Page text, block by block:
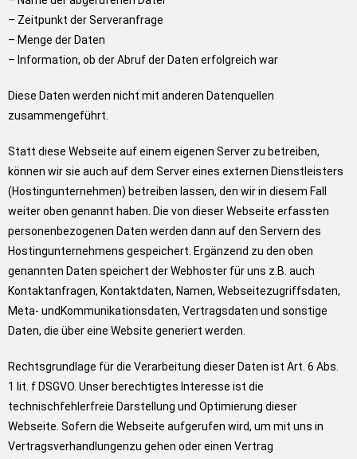
– Zeitpunkt der Serveranfrage
– Menge der Daten
– Information, ob der Abruf der Daten erfolgreich war
Diese Daten werden nicht mit anderen Datenquellen
zusammengeführt.
Statt diese Webseite auf einem eigenen Server zu betreiben,
können wir sie auch auf dem Server eines externen Dienstleisters
(Hostingunternehmen) betreiben lassen, den wir in diesem Fall
weiter oben genannt haben. Die von dieser Webseite erfassten
personenbezogenen Daten werden dann auf den Servern des
Hostingunternehmens gespeichert. Ergänzend zu den oben
genannten Daten speichert der Webhoster für uns z.B. auch
Kontaktanfragen, Kontaktdaten, Namen, Webseitezugriffsdaten,
Meta- undKommunikationsdaten, Vertragsdaten und sonstige
Daten, die über eine Website generiert werden.
Rechtsgrundlage für die Verarbeitung dieser Daten ist Art. 6 Abs.
1 lit. f DSGVO. Unser berechtigtes Interesse ist die
technischfehlerfreie Darstellung und Optimierung dieser
Webseite. Sofern die Webseite aufgerufen wird, um mit uns in
Vertragsverhandlungenzu gehen oder einen Vertrag